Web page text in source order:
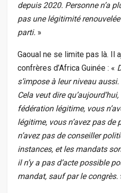
depuis 2020. Personne n’a
pas une légitimité
parti. »
Gaoual ne se limite pas là. Il
confrères d’Africa Guinée : «
s’impose à leur niveau
Cela veut dire
fédération légitime, vous
légitime, vous n’avez pas de
n’avez pas de conseiller
instances, et les mandats
il n’y a pas d’acte possible
mandat, sauf par le congrès.